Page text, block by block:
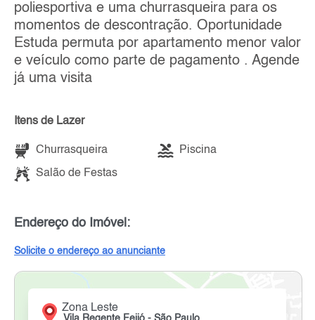
poliesportiva e uma churrasqueira para os
momentos de descontração. Oportunidade
Estuda permuta por apartamento menor valor
e veículo como parte de pagamento . Agende
já uma visita
Itens de Lazer
Churrasqueira Piscina
Salão de Festas
Endereço do Imóvel:
Solicite o endereço ao anunciante
Zona Leste